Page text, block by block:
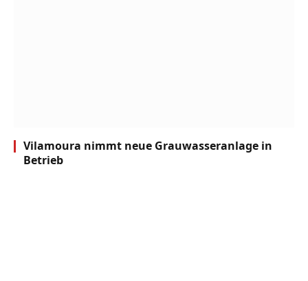
Vilamoura nimmt neue Grauwasseranlage in
Betrieb